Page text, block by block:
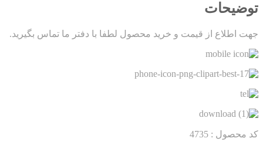
توضیحات
جهت اطلاع از قیمت و خرید محصول لطفا با دفتر ما تماس بگیرید.
کد محصول : 4735